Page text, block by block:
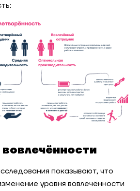
показывают, что
уровня вовлечённости